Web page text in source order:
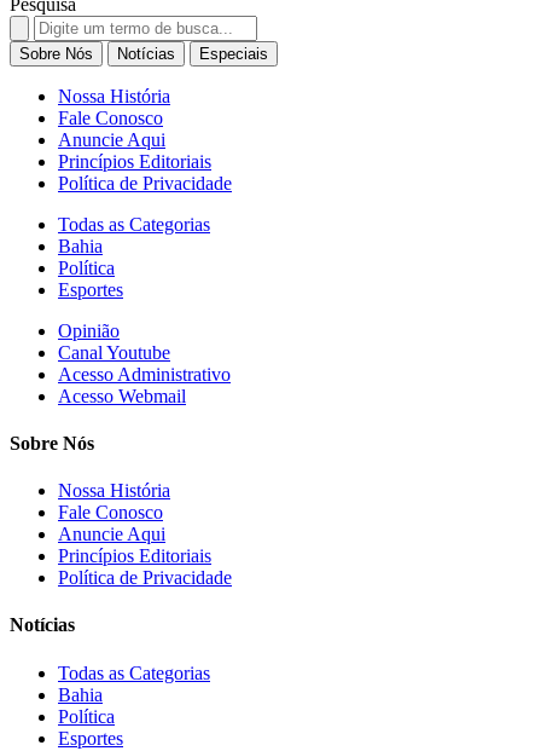
Search
for:
Sobre Nós Notícias Especiais
Nossa História
Fale Conosco
Anuncie Aqui
Princípios Editoriais
Política de Privacidade
Todas as Categorias
Bahia
Política
Esportes
Opinião
Canal Youtube
Acesso Administrativo
Acesso Webmail
Sobre Nós
Nossa História
Fale Conosco
Anuncie Aqui
Princípios Editoriais
Política de Privacidade
Notícias
Todas as Categorias
Bahia
Política
Esportes